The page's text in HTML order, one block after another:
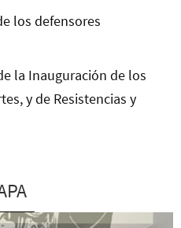
los defensores
la Inauguración de los
y de Resistencias y